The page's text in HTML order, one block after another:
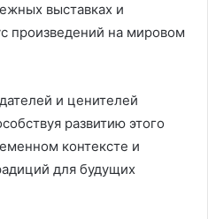
выставках и
произведений на мировом
и ценителей
развитию этого
контексте и
для будущих